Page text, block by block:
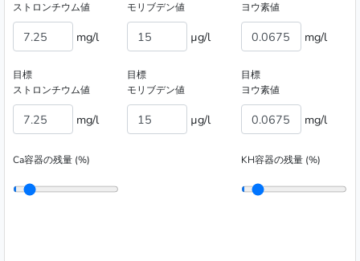
ストロンチウム値
mg/l
モリブデン値
µg/l
ヨウ素値
mg/l
目標
ストロンチウム値
mg/l
目標
モリブデン値
µg/l
目標
ヨウ素値
mg/l
Ca容器の残量 (%) KH容器の残量 (%)